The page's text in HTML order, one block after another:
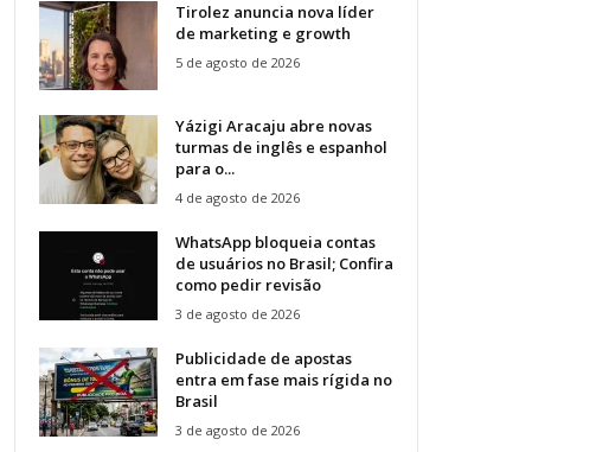
Tirolez anuncia nova líder
de marketing e growth
5 de agosto de 2026
Yázigi Aracaju abre novas
turmas de inglês e espanhol
para o...
4 de agosto de 2026
WhatsApp bloqueia contas
de usuários no Brasil; Confira
como pedir revisão
3 de agosto de 2026
Publicidade de apostas
entra em fase mais rígida no
Brasil
3 de agosto de 2026